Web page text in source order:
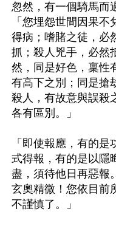
忽然，有一個騎馬而
「您埋怨世間因果
得病；嗜賭之徒，必
抓；殺人兇手，必然
然，同是好色，稟性
有高下之別；同是搶
殺人，有故意與誤殺
各有區別。」
「即使報應，有的
式得報，有的是以隱
盡，須待他日再惡報
玄奧精微！您依目前
不謹慎了。」